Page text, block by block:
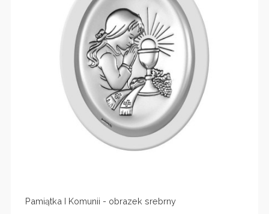
Pamiątka I Komunii - obrazek srebrny